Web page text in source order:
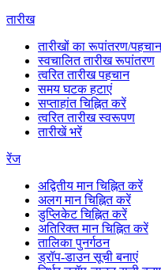
तारीख
तारीखों का रूपांतरण/पहचान
स्वचालित तारीख रूपांतरण
त्वरित तारीख पहचान
समय घटक हटाएं
सप्ताहांत चिह्नित करें
त्वरित तारीख स्वरूपण
तारीखें भरें
रेंज
अद्वितीय मान चिह्नित करें
अलग मान चिह्नित करें
डुप्लिकेट चिह्नित करें
अतिरिक्त मान चिह्नित करें
तालिका पुनर्गठन
ड्रॉप-डाउन सूची बनाएं